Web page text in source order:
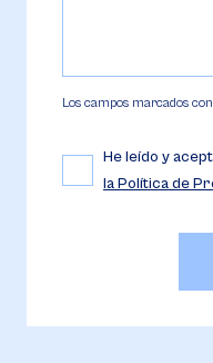
Los campos marcados
He leído y
la Política de